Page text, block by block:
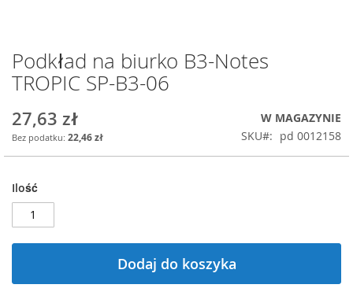
Przejdź
na
początek
Podkład na biurko B3-Notes
TROPIC SP-B3-06
27,63 zł
22,46 zł
W MAGAZYNIE
SKU
pd 0012158
Ilość
Dodaj do koszyka